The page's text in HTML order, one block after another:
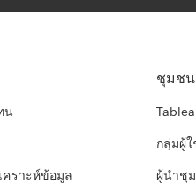
น
คราะห์ข้อมูล
ชุมชน
กลุ่มผู้
ผู้นำชุ